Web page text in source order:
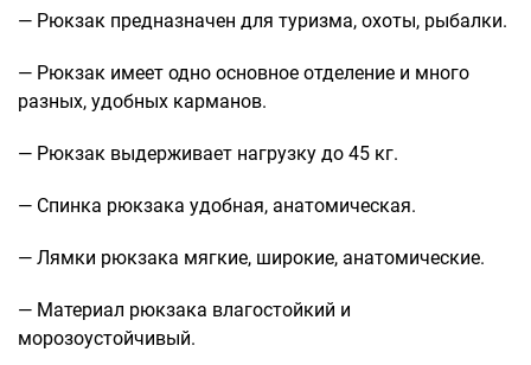
Распродажа
Сумки колесные
Сумки деловые
Сумки поясные
Сумки для ноутбуков
Сумки-рюкзаки на колёсах
— Рюкзак предназначен для туризма, охоты, рыбалки.
— Рюкзак имеет одно основное отделение и много
разных, удобных карманов.
— Рюкзак выдерживает нагрузку до 45 кг.
— Спинка рюкзака удобная, анатомическая.
— Лямки рюкзака мягкие, широкие, анатомические.
— Материал рюкзака влагостойкий и
морозоустойчивый.